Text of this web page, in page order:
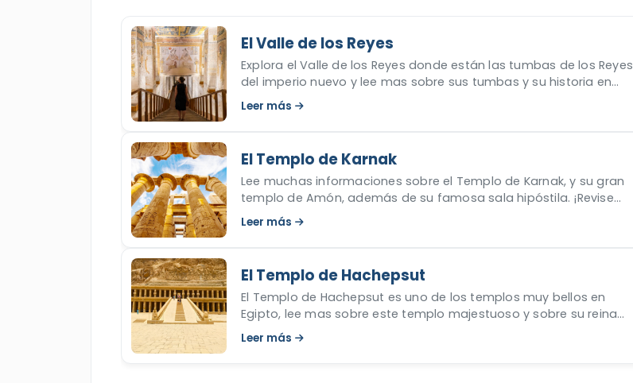
El Valle de los Reyes
Explora el Valle de los Reyes donde están las tumbas de los Reyes
del imperio nuevo y lee mas sobre sus tumbas y su historia en
este artículo.
Leer más
El Templo de Karnak
Lee muchas informaciones sobre el Templo de Karnak, y su gran
templo de Amón, además de su famosa sala hipóstila. ¡Revise
ahora!
Leer más
El Templo de Hachepsut
El Templo de Hachepsut es uno de los templos muy bellos en
Egipto, lee mas sobre este templo majestuoso y sobre su reina
poderosa Hachepsut.
Leer más